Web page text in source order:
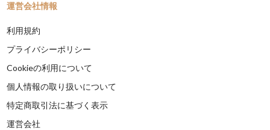
運営会社情報
利用規約
プライバシーポリシー
Cookieの利用について
個人情報の取り扱いについて
特定商取引法に基づく表示
運営会社